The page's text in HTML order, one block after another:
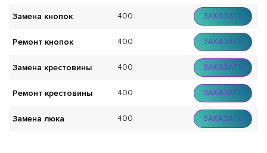
Замена кнопок 400 ЗАКАЗАТЬ
Ремонт кнопок 400 ЗАКАЗАТЬ
Замена крестовины 400 ЗАКАЗАТЬ
Ремонт крестовины 400 ЗАКАЗАТЬ
Замена люка 400 ЗАКАЗАТЬ